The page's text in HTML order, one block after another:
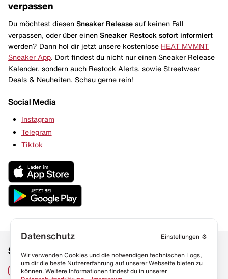
verpassen
Du möchtest diesen Sneaker Release auf keinen Fall
verpassen, oder über einen Sneaker Restock sofort informiert
werden? Dann hol dir jetzt unsere kostenlose HEAT MVMNT
Sneaker App . Dort findest du nicht nur einen Sneaker Release
Kalender, sondern auch Restock Alerts, sowie Streetwear
Deals & Neuheiten. Schau gerne rein!
Social Media
Instagram
Telegram
Tiktok
Social Media
Instagram
Links
Sneaker Lexikon
Datenschutz Einstellungen ⚙️
Wir verwenden Cookies und die notwendigen technischen Logs,
um dir die beste Nutzererfahrung auf unserer Webseite bieten zu
können. Weitere Informationen findest du in unserer